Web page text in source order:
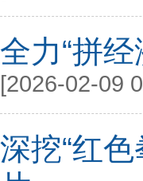
全力“拼经
[2026-02-09
深挖“红